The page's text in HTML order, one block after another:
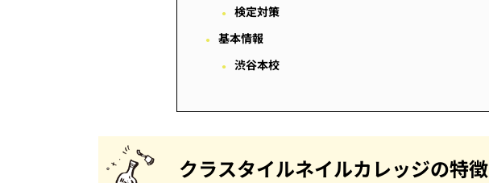
検定対策
基本情報
渋谷本校
クラスタイルネイルカレッジの特徴